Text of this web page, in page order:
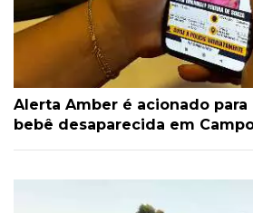
Alerta Amber é acionado para
bebê desaparecida em